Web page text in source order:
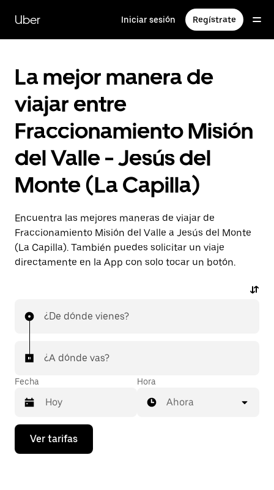
contenido
principal
Uber Iniciar sesión Regístrate
La mejor manera de
viajar entre
Fraccionamiento Misión
del Valle - Jesús del
Monte (La Capilla)
Encuentra las mejores maneras de viajar de
Fraccionamiento Misión del Valle a Jesús del Monte
(La Capilla). También puedes solicitar un viaje
directamente en la App con solo tocar un botón.
¿De dónde vienes?
¿A dónde vas?
Fecha
Presiona
flecha
Hora
Ahora
Ver tarifas